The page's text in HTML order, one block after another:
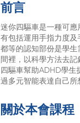
前言
迷你四驅車是一種可
有包括運用手指力度
都等的認知部份是學
間裡，以科學方法去
四驅車幫助ADHD學生
過多元智能表達自己所
關於本會課程